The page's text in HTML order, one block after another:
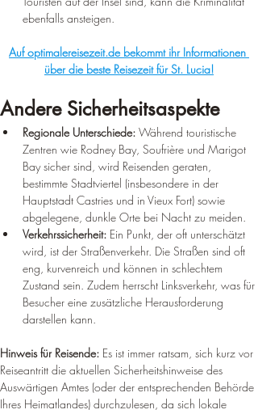
ebenfalls ansteigen.
Auf optimalereisezeit.de bekommt ihr Informationen
über die beste Reisezeit für St. Lucia!
Andere Sicherheitsaspekte
Regionale Unterschiede: Während touristische
Zentren wie Rodney Bay, Soufrière und Marigot
Bay sicher sind, wird Reisenden geraten,
bestimmte Stadtviertel (insbesondere in der
Hauptstadt Castries und in Vieux Fort) sowie
abgelegene, dunkle Orte bei Nacht zu meiden.
Verkehrssicherheit: Ein Punkt, der oft unterschätzt
wird, ist der Straßenverkehr. Die Straßen sind oft
eng, kurvenreich und können in schlechtem
Zustand sein. Zudem herrscht Linksverkehr, was für
Besucher eine zusätzliche Herausforderung
darstellen kann.
Hinweis für Reisende: Es ist immer ratsam, sich kurz vor
Reiseantritt die aktuellen Sicherheitshinweise des
Auswärtigen Amtes (oder der entsprechenden Behörde
Ihres Heimatlandes) durchzulesen, da sich lokale